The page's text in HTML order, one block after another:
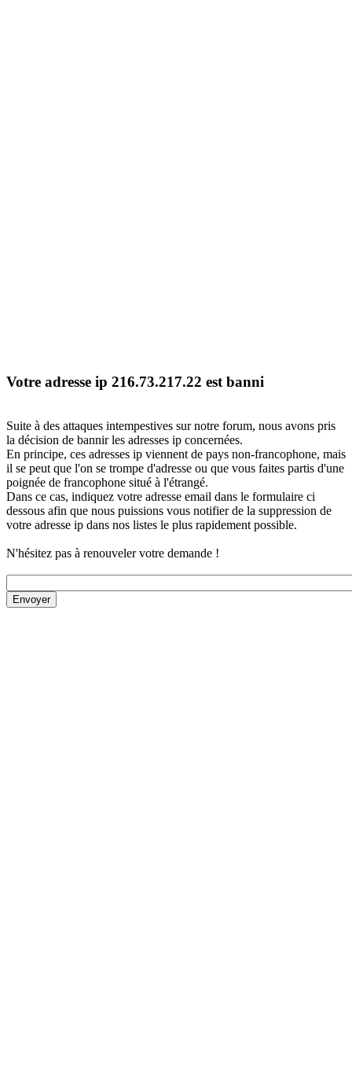
Votre adresse ip 216.73.217.22 est banni
Suite à des attaques intempestives sur notre forum, nous avons pris
la décision de bannir les adresses ip concernées.
En principe, ces adresses ip viennent de pays non-francophone, mais
il se peut que l'on se trompe d'adresse ou que vous faites partis d'une
poignée de francophone situé à l'étrangé.
Dans ce cas, indiquez votre adresse email dans le formulaire ci
dessous afin que nous puissions vous notifier de la suppression de
votre adresse ip dans nos listes le plus rapidement possible.
N'hésitez pas à renouveler votre demande !